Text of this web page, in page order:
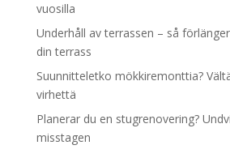
vuosilla
Underhåll av terrassen – så
din terrass
Suunnitteletko mökkiremonttia?
virhettä
Planerar du en stugrenovering?
misstagen